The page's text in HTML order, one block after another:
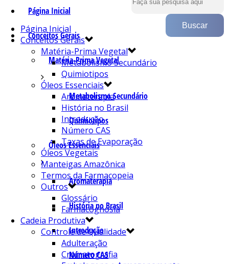
Página Inicial
Conceitos Gerais
Matéria-Prima Vegetal
Metabolismo Secundário
Quimiotipos
Óleos Essenciais
Aromaterapia
História no Brasil
Introdução
Número CAS
Página Inicial
Conceitos Gerais
Matéria-Prima Vegetal
Metabolismo Secundário
Quimiotipos
Óleos Essenciais
Aromaterapia
História no Brasil
Introdução
Número CAS
Taxas de Evaporação
Óleos Vegetais
Manteigas Amazônica
Termos da Farmacopeia
Outros
Glossário
Farmacognosia
Cadeia Produtiva
Controle de Qualidade
Adulteração
Cromatografia